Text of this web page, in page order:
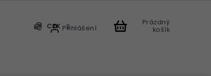
CZK Přihlášení
Prázdný
košík